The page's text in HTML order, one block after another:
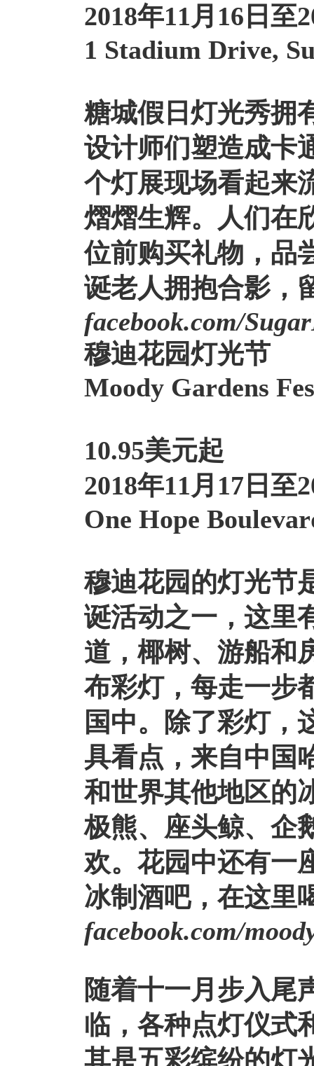
2018年11月16日至
1 Stadium Drive,
糖城假日灯光秀拥
设计师们塑造成卡
个灯展现场看起来
熠熠生辉。人们在
位前购买礼物，品
诞老人拥抱合影，
facebook.com/
穆迪花园灯光节
Moody Gardens
10.95美元起
2018年11月17日至
One Hope
穆迪花园的灯光节
诞活动之一，这里
道，椰树、游船和
布彩灯，每走一步
国中。除了彩灯，
具看点，来自中国
和世界其他地区的
极熊、座头鲸、企
欢。花园中还有一
冰制酒吧，在这里
facebook.com/
随着十一月步入尾
临，各种点灯仪式
其是五彩缤纷的灯